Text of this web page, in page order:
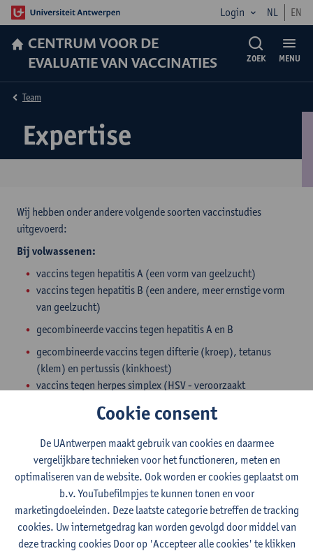
Login NL EN
CENTRUM VOOR DE
EVALUATIE VAN VACCINATIES
MENU
ZOEK
Expertise
Team
Wij hebben onder andere volgende soorten vaccinstudies
uitgevoerd:
Bij volwassenen:
vaccins tegen hepatitis A (een vorm van geelzucht)
vaccins tegen hepatitis B (een andere, meer ernstige vorm
van geelzucht)
gecombineerde vaccins tegen hepatitis A en B
​gecombineerde vaccins tegen difterie (kroep), tetanus
(klem) en pertussis (kinkhoest)
vaccins tegen herpes simplex (HSV - veroorzaakt
vaccins tegen humaan papilloma virus (HPV - veroorzaakt
o.a. baarmoederhalskanker)- profylactisch en
therapeuthisch
vaccins tegen herpes zoster (Gondelroos)
vaccin tegen Ross River virus
vaccins tegen de griep (seizoensgriep en pandemische
griep)
vaccins tegen coronavirus COVID-19
Cookie consent
De UAntwerpen maakt gebruik van cookies en daarmee
vergelijkbare technieken voor het functioneren, meten en
optimaliseren van de website. Ook worden er cookies geplaatst om
b.v. YouTubefilmpjes te kunnen tonen en voor
marketingdoeleinden. Deze laatste categorie betreffen de tracking
cookies. Uw internetgedrag kan worden gevolgd door middel van
deze tracking cookies Door op 'Accepteer alle cookies' te klikken